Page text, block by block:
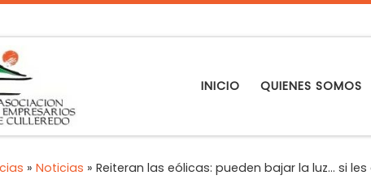
INICIO QUIENES SOMOS
» Noticias » Reiteran las eólicas: pueden bajar la luz… si les